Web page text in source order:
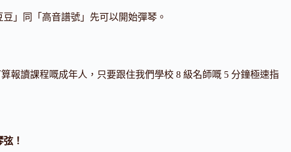
」同「高音譜號」先可以開始彈琴。
報讀課程嘅成年人，只要跟住我們學校 8 級名師嘅 5 分鐘極速指
！